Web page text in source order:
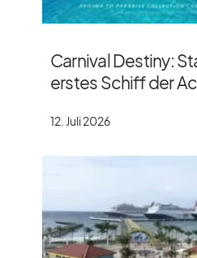
Carnival Destiny:
erstes Schiff der
12. Juli 2026